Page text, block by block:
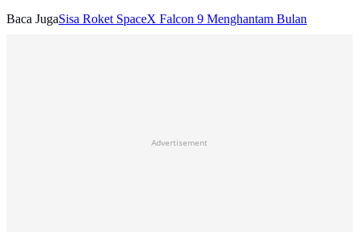
Baca JugaSisa Roket SpaceX Falcon 9 Menghantam Bulan
Advertisement